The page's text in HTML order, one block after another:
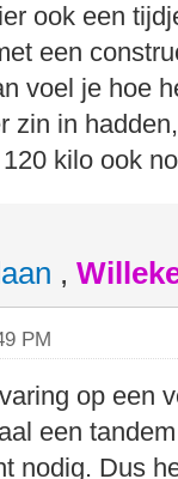
ook een
een
voel je hoe
zin in
kilo ook
,
PM
op een
een
nodig. Dus